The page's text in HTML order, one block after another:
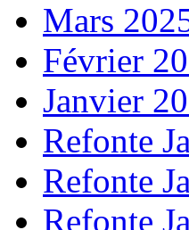
Mars
Février
Janvier
Refonte
Refonte
Refonte